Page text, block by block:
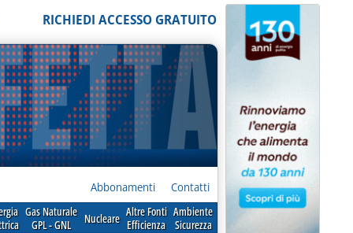
RICHIEDI ACCESSO GRATUITO
Abbonamenti Contatti
Gas Naturale
GPL - GNL
Nucleare Altre Fonti
Efficienza
Ambiente
Sicurezza